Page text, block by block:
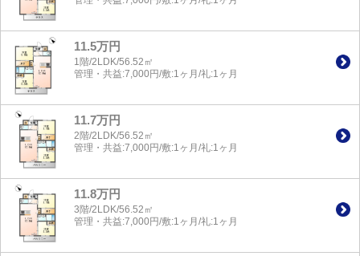
11.5万円
1階/2LDK/56.52㎡
管理・共益:7,000円/敷:1ヶ月/礼:1ヶ月
11.7万円
2階/2LDK/56.52㎡
管理・共益:7,000円/敷:1ヶ月/礼:1ヶ月
11.8万円
3階/2LDK/56.52㎡
管理・共益:7,000円/敷:1ヶ月/礼:1ヶ月